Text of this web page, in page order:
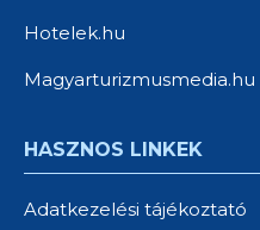
Hotelek.hu
Magyarturizmusmedia.hu
HASZNOS LINKEK
Adatkezelési tájékoztató